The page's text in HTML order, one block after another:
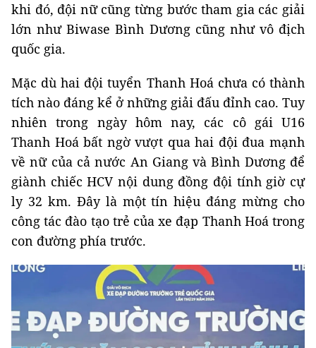
khi đó, đội nữ cũng từng bước tham gia các giải
lớn như Biwase Bình Dương cũng như vô địch
quốc gia.
Mặc dù hai đội tuyển Thanh Hoá chưa có thành
tích nào đáng kể ở những giải đấu đỉnh cao. Tuy
nhiên trong ngày hôm nay, các cô gái U16
Thanh Hoá bất ngờ vượt qua hai đội đua mạnh
về nữ của cả nước An Giang và Bình Dương để
giành chiếc HCV nội dung đồng đội tính giờ cự
ly 32 km. Đây là một tín hiệu đáng mừng cho
công tác đào tạo trẻ của xe đạp Thanh Hoá trong
con đường phía trước.